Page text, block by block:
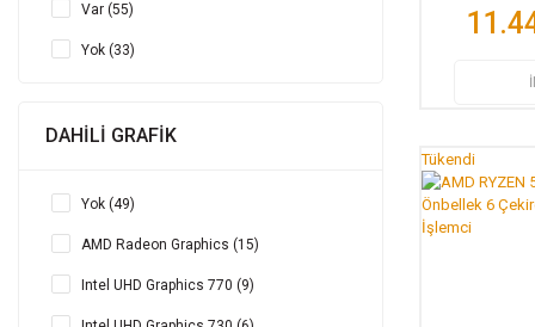
Var (55)
Yok (33)
DAHİLİ GRAFİK
Yok (49)
AMD Radeon Graphics (15)
Intel UHD Graphics 770 (9)
Tükendi